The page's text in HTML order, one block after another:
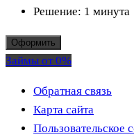
Решение: 1 минута
Оформить
Займы от 0%
Обратная связь
Карта сайта
Пользовательское